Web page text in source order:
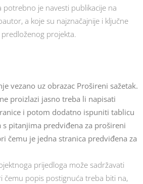
je navesti publikacije na
a koje su najznačajnije i ključne
projekta.
vezano uz obrazac Prošireni sažetak.
proizlazi jasno treba li napisati
i potom dodatno ispuniti tablicu
pitanjima predviđena za prošireni
čemu je jedna stranica predviđena za
prijedloga može sadržavati
čemu popis postignuća treba biti na,